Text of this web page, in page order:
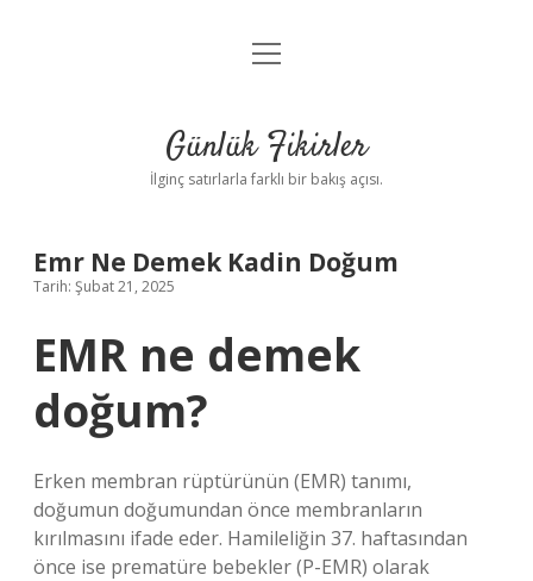
Anasayfa
Yasal Uyarı
menüyü
Günlük Fikirler
İlginç satırlarla farklı bir bakış açısı.
Emr Ne Demek Kadin Doğum
Tarih: Şubat 21, 2025
EMR ne demek
doğum?
Erken membran rüptürünün (EMR) tanımı,
doğumun doğumundan önce membranların
kırılmasını ifade eder. Hamileliğin 37. haftasından
önce ise prematüre bebekler (P-EMR) olarak